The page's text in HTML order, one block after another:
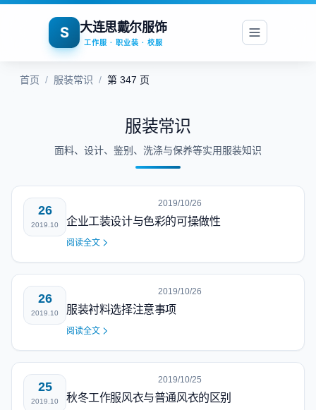
S 大连思戴尔服饰
工作服 · 职业装 · 校服
首页 / 服装常识 / 第 347 页
服装常识
面料、设计、鉴别、洗涤与保养等实用服装知识
26
2019.10
2019/10/26
企业工装设计与色彩的可操做性
阅读全文
26
2019.10
2019/10/26
服装衬料选择注意事项
阅读全文
25
2019.10
2019/10/25
秋冬工作服风衣与普通风衣的区别